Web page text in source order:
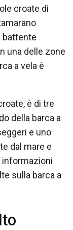
croate di
battente
una delle zone
a vela è
è di tre
della barca a
e uno
dal mare e
sulla barca a